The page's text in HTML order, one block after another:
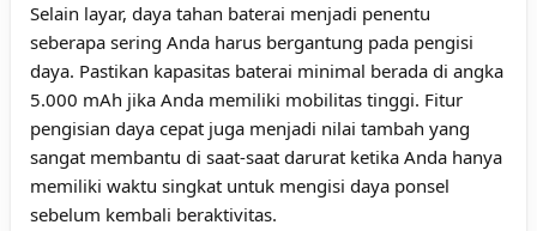
Selain layar, daya tahan baterai menjadi penentu
seberapa sering Anda harus bergantung pada pengisi
daya. Pastikan kapasitas baterai minimal berada di angka
5.000 mAh jika Anda memiliki mobilitas tinggi. Fitur
pengisian daya cepat juga menjadi nilai tambah yang
sangat membantu di saat-saat darurat ketika Anda hanya
memiliki waktu singkat untuk mengisi daya ponsel
sebelum kembali beraktivitas.